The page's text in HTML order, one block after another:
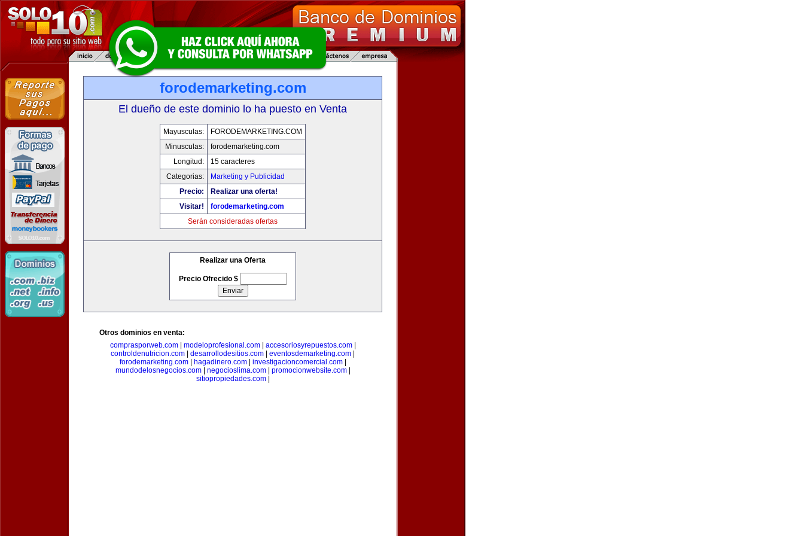
forodemarketing.com
El dueño de este dominio lo ha puesto en Venta
Mayusculas:
FORODEMARKETING.COM
Minusculas:
forodemarketing.com
Longitud:
15 caracteres
Categorias:
Marketing y Publicidad
Precio:
Realizar una oferta!
Visitar!
forodemarketing.com
Serán consideradas ofertas
Realizar una Oferta
Precio Ofrecido $
Otros dominios en venta:
comprasporweb.com| modeloprofesional.com| accesoriosyrepuestos.com|
controldenutricion.com
desarrollodesitios.com eventosdemarketing.com
forodemarketing.com| hagadinero.com| investigacioncomercial.com|
mundodelosnegocios.com| negocioslima.com| promocionwebsite.com|
sitiopropiedades.com|